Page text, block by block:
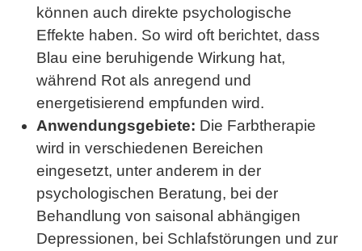
können auch direkte psychologische
Effekte haben. So wird oft berichtet, dass
Blau eine beruhigende Wirkung hat,
während Rot als anregend und
energetisierend empfunden wird.
Anwendungsgebiete: Die Farbtherapie
wird in verschiedenen Bereichen
eingesetzt, unter anderem in der
psychologischen Beratung, bei der
Behandlung von saisonal abhängigen
Depressionen, bei Schlafstörungen und zur